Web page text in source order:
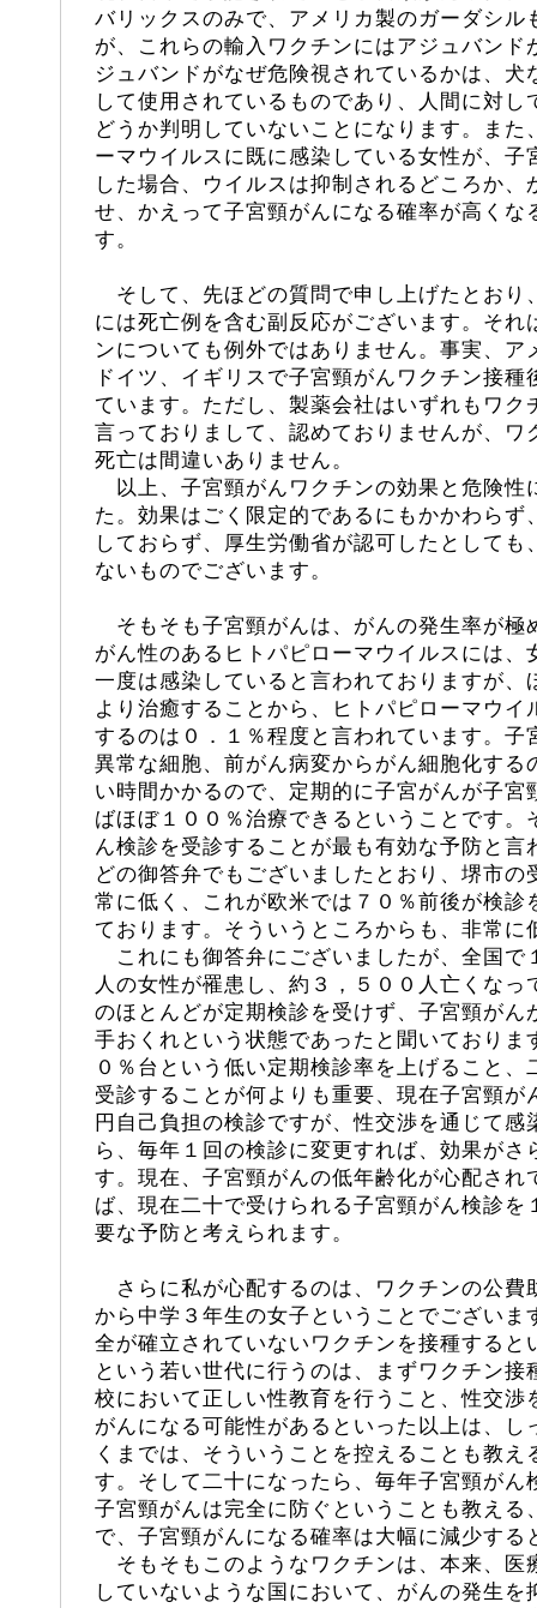
バリックスのみで、アメリカ製のガーダシル
が、これらの輸入ワクチンにはアジュバンド
ジュバンドがなぜ危険視されているかは、犬
して使用されているものであり、人間に対し
どうか判明していないことになります。また
ーマウイルスに既に感染している女性が、子
した場合、ウイルスは抑制されるどころか、
せ、かえって子宮頸がんになる確率が高くな
す。
そして、先ほどの質問で申し上げたとおり
には死亡例を含む副反応がございます。それ
ンについても例外ではありません。事実、ア
ドイツ、イギリスで子宮頸がんワクチン接
ています。ただし、製薬会社はいずれもワク
言っておりまして、認めておりませんが、ワ
死亡は間違いありません。
以上、子宮頸がんワクチンの効果と危険性
た。効果はごく限定的であるにもかかわらず
しておらず、厚生労働省が認可したとしても
ないものでございます。
そもそも子宮頸がんは、がんの発生率が極
がん性のあるヒトパピローマウイルスには、
一度は感染していると言われておりますが、
より治癒することから、ヒトパピローマウイ
するのは０．１％程度と言われています。子
異常な細胞、前がん病変からがん細胞化する
い時間かかるので、定期的に子宮がんが子宮
ばほぼ１００％治療できるということです。
ん検診を受診することが最も有効な予防と言
どの御答弁でもございましたとおり、堺市の
常に低く、これが欧米では７０％前後が検診
ております。そういうところからも、非常に
これにも御答弁にございましたが、全国で
人の女性が罹患し、約３，５００人亡くなっ
のほとんどが定期検診を受けず、子宮頸がん
手おくれという状態であったと聞いておりま
０％台という低い定期検診率を上げること
受診することが何よりも重要、現在子宮頸が
円自己負担の検診ですが、性交渉を通じて感
ら、毎年１回の検診に変更すれば、効果がさ
す。現在、子宮頸がんの低年齢化が心配され
ば、現在二十で受けられる子宮頸がん検診を
要な予防と考えられます。
さらに私が心配するのは、ワクチンの公費
から中学３年生の女子ということでございま
全が確立されていないワクチンを接種すると
という若い世代に行うのは、まずワクチン接
校において正しい性教育を行うこと、性交渉
がんになる可能性があるといった以上は、し
くまでは、そういうことを控えることも教
す。そして二十になったら、毎年子宮頸がん
子宮頸がんは完全に防ぐということも教える
で、子宮頸がんになる確率は大幅に減少する
そもそもこのようなワクチンは、本来、医
していないような国において、がんの発生を